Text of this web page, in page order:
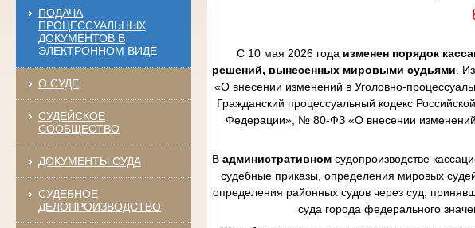
ПОДАЧА
ПРОЦЕССУАЛЬНЫХ
ДОКУМЕНТОВ В
ЭЛЕКТРОННОМ ВИДЕ
О СУДЕ
СУДЕЙСКОЕ
СООБЩЕСТВО
ДОКУМЕНТЫ СУДА
СУДЕБНОЕ
ДЕЛОПРОИЗВОДСТВО
С 10 мая 2026 года изменен порядок
решений, вынесенных мировыми судьями.
«О внесении изменений в Уголовно-
Гражданский процессуальный кодекс
Федерации», № 80-ФЗ «О внесении изменений
В административном судопроизводстве
судебные приказы, определения мировых
определения районных судов через суд,
суда города федерального